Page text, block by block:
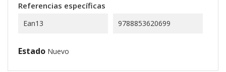
Referencias específicas
Ean13 9788853620699
Estado Nuevo